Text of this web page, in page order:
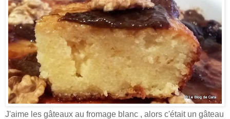
J'aime les gâteaux au fromage blanc , alors c'était un gâteau